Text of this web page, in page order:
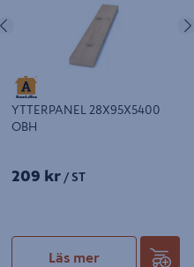
Nästa
YTTERPANEL 28X95X5400
OBH
209 kr / ST
Läs mer